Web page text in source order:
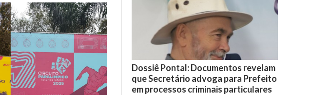
Dossiê Pontal: Documentos revelam
que Secretário advoga para Prefeito
em processos criminais particulares